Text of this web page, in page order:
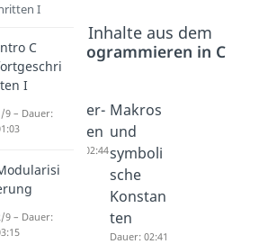
Beliebte Inhalte aus dem
Bereich
Programmieren in C
Header-
Dateien
Dauer: 02:44
Makros
und
symboli
sche
Konstan
ten
Dauer: 02:41
I
C
I
9 – Dauer:
9 – Dauer: